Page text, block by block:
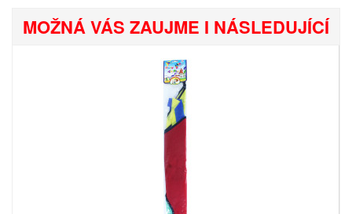
MOŽNÁ VÁS ZAUJME I NÁSLEDUJÍCÍ